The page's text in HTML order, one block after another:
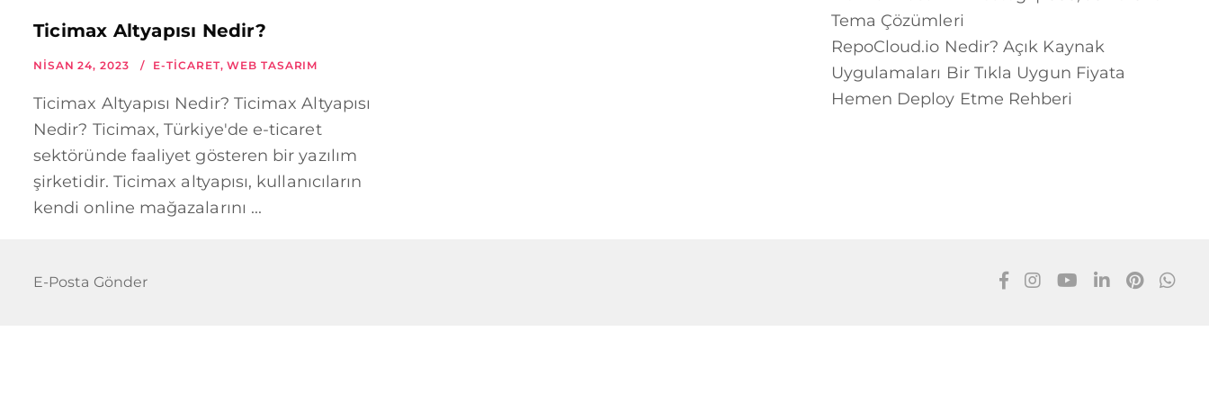
Ticimax Altyapısı Nedir?
NISAN 24, 2023 E-TICARET,WEB TASARIM
Ticimax Altyapısı Nedir? Ticimax Altyapısı
Nedir? Ticimax, Türkiye'de e-ticaret
sektöründe faaliyet gösteren bir yazılım
şirketidir. Ticimax altyapısı, kullanıcıların
kendi online mağazalarını ...
Tema Çözümleri
RepoCloud.io Nedir? Açık Kaynak
Uygulamaları Bir Tıkla Uygun Fiyata
Hemen Deploy Etme Rehberi
E-Posta Gönder